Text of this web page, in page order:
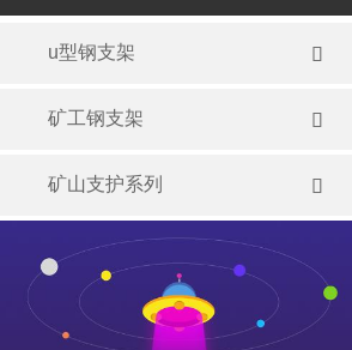
u型钢支架 
矿工钢支架 
矿山支护系列 